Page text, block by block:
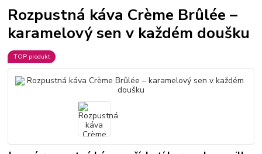
Rozpustná káva Crème Brûlée –
karamelový sen v každém doušku
TOP produkt